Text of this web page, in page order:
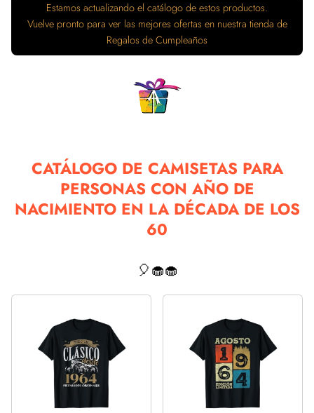
Estamos actualizando el catálogo de estos productos.
Vuelve pronto para ver las mejores ofertas en nuestra tienda de
Regalos de Cumpleaños
CATÁLOGO DE CAMISETAS PARA
PERSONAS CON AÑO DE
NACIMIENTO EN LA DÉCADA DE LOS
60
🎈🧁🧁